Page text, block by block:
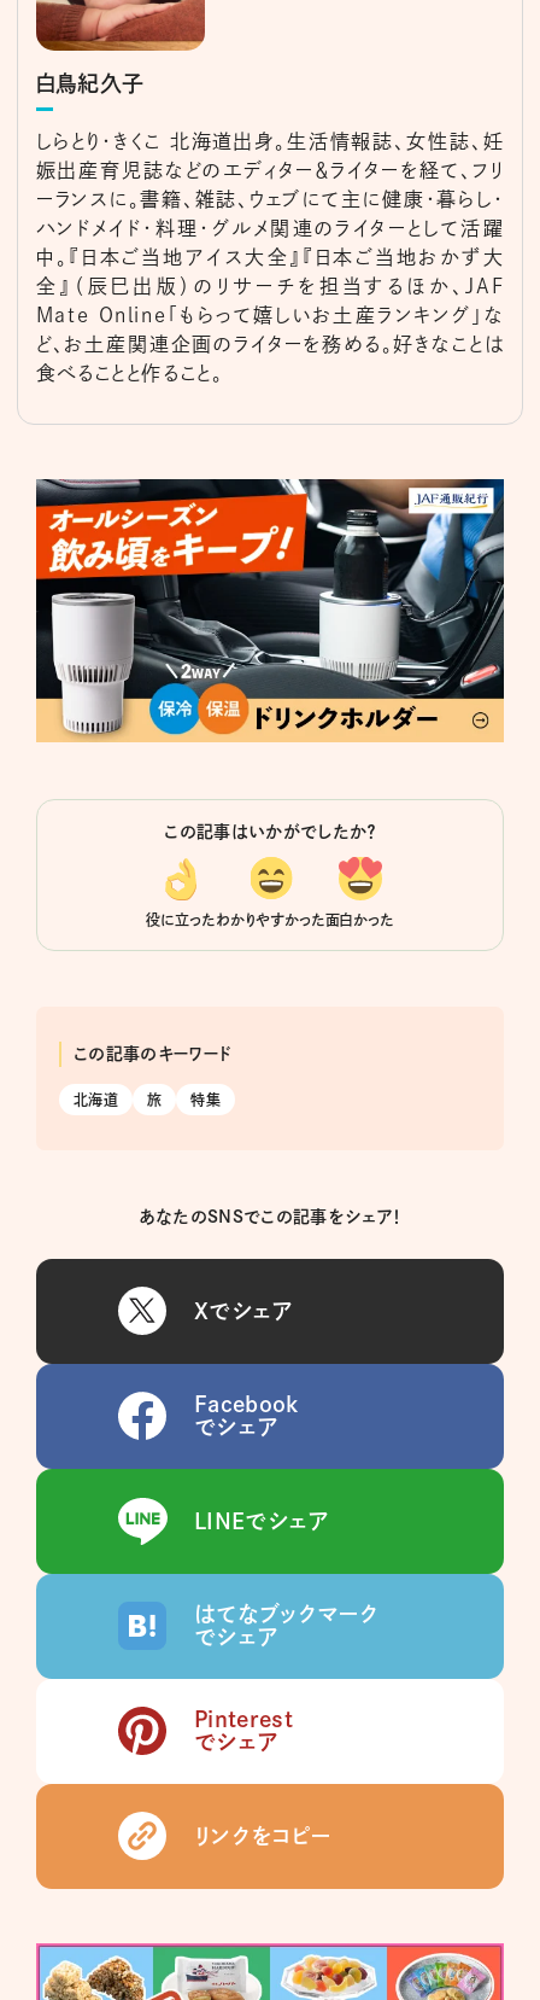
白鳥紀久子
しらとり・きくこ 北海道出身。生活情報誌、女性誌、妊
娠出産育児誌などのエディター＆ライターを経て、フリ
ーランスに。書籍、雑誌、ウェブにて主に健康・暮らし・
ハンドメイド・料理・グルメ関連のライターとして活躍
中。『日本ご当地アイス大全』『日本ご当地おかず大
全』（辰巳出版）のリサーチを担当するほか、JAF
Mate Online「もらって嬉しいお土産ランキング」な
ど、お土産関連企画のライターを務める。好きなことは
食べることと作ること。
この記事はいかがでしたか？
役に立ったわかりやすかった面白かった
この記事のキーワード
北海道 旅 特集
あなたのSNSでこの記事をシェア！
Xでシェア
Facebook
でシェア
LINEでシェア
はてなブックマーク
でシェア
Pinterest
でシェア
リンクをコピー